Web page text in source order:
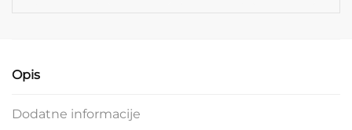
Opis
Dodatne informacije